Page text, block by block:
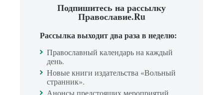
Подпишитесь на рассылку
Православие.Ru
Рассылка выходит два раза в неделю:
Православный календарь на каждый
день.
Новые книги издательства «Вольный
странник».
Анонсы предстоящих мероприятий.